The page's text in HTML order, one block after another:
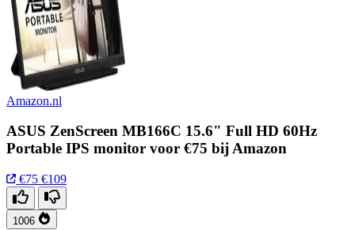
Amazon.nl
ASUS ZenScreen MB166C 15.6" Full HD 60Hz
Portable IPS monitor voor €75 bij Amazon
€75 €109
1006